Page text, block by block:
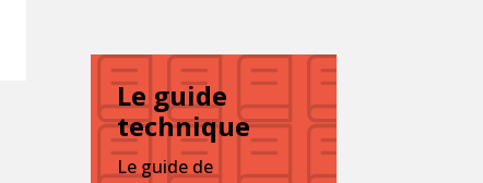
Le guide
technique
Le guide de